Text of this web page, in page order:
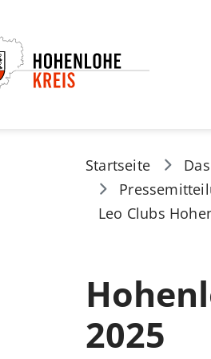
Startseite
Leo Clubs
2025